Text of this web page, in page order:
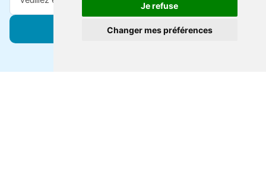
Je refuse
Changer mes préférences
S'abonner